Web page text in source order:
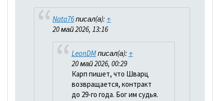
Nata76писал(а): ↑
20 май 2026, 13:16
LeonDMписал(а): ↑
20 май 2026, 00:29
Карп пишет, что Шварц
возвращается, контракт
до 29-го года. Бог им судья.